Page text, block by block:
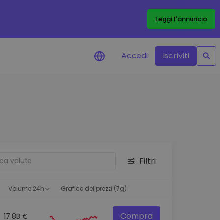
Leggi l'annuncio
utili per performance
Accedi Iscriviti
Filtri
Volume 24h Grafico dei prezzi (7g)
17.8B € Compra